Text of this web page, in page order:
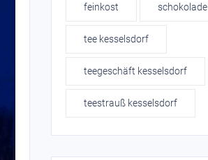
feinkost schokolade
tee kesselsdorf
teegeschäft kesselsdorf
teestrauß kesselsdorf